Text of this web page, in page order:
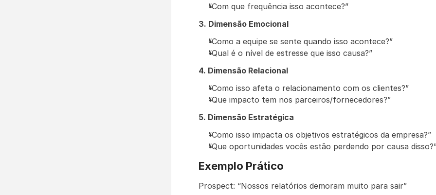
“Com que frequência isso acontece?”
3. Dimensão Emocional
“Como a equipe se sente quando isso acontece?”
“Qual é o nível de estresse que isso causa?”
4. Dimensão Relacional
“Como isso afeta o relacionamento com os clientes?”
“Que impacto tem nos parceiros/fornecedores?”
5. Dimensão Estratégica
“Como isso impacta os objetivos estratégicos da empresa?”
“Que oportunidades vocês estão perdendo por causa
Exemplo Prático
Prospect: “Nossos relatórios demoram muito para sair”